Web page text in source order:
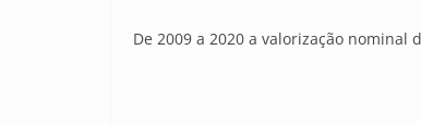
De 2009 a 2020 a valorização